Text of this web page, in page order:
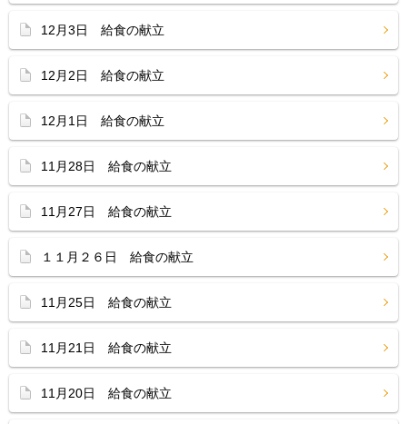
12月3日 給食の献立
12月2日 給食の献立
12月1日 給食の献立
11月28日 給食の献立
11月27日 給食の献立
１１月２６日 給食の献立
11月25日 給食の献立
11月21日 給食の献立
11月20日 給食の献立